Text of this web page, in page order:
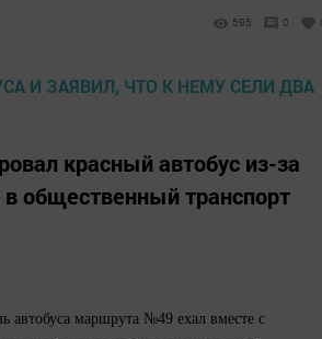
595 0
красный автобус из-за
общественный транспорт
автобуса маршрута №49 ехал вместе с